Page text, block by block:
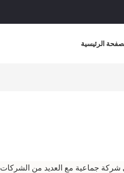
الرئيسية
الأيام في شركة جماعية مع العديد من الشركات